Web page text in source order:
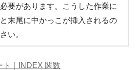
要があります。こうした作業に
末尾に中かっこが挿入されるの
い。
ト｜INDEX 関数